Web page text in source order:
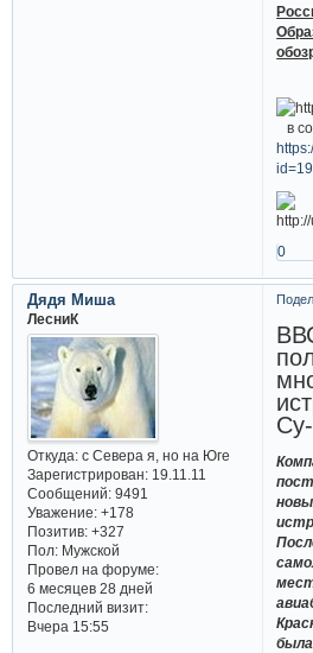
в
id=19
0
Дядя Миша
ЛесниК
Откуда:с Севера я, но на Юге
Зарегистрирован: 19.11.11
Сообщений:9491
Уважение: +178
Позитив: +327
Пол:Мужской
Провел на форуме:
6 месяцев 28 дней
Последний визит:
Вчера 15:55